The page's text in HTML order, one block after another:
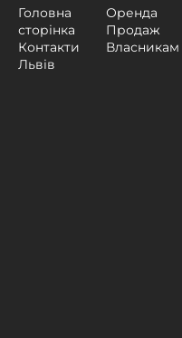
Головна
сторінка
Контакти
Львів
Оренда
Продаж
Власникам